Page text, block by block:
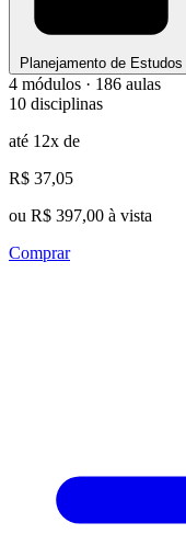
Planejamento de Estudos
4 módulos · 186 aulas
10 disciplinas
até 12x de
R$ 37,05
ou R$ 397,00 à vista
Comprar